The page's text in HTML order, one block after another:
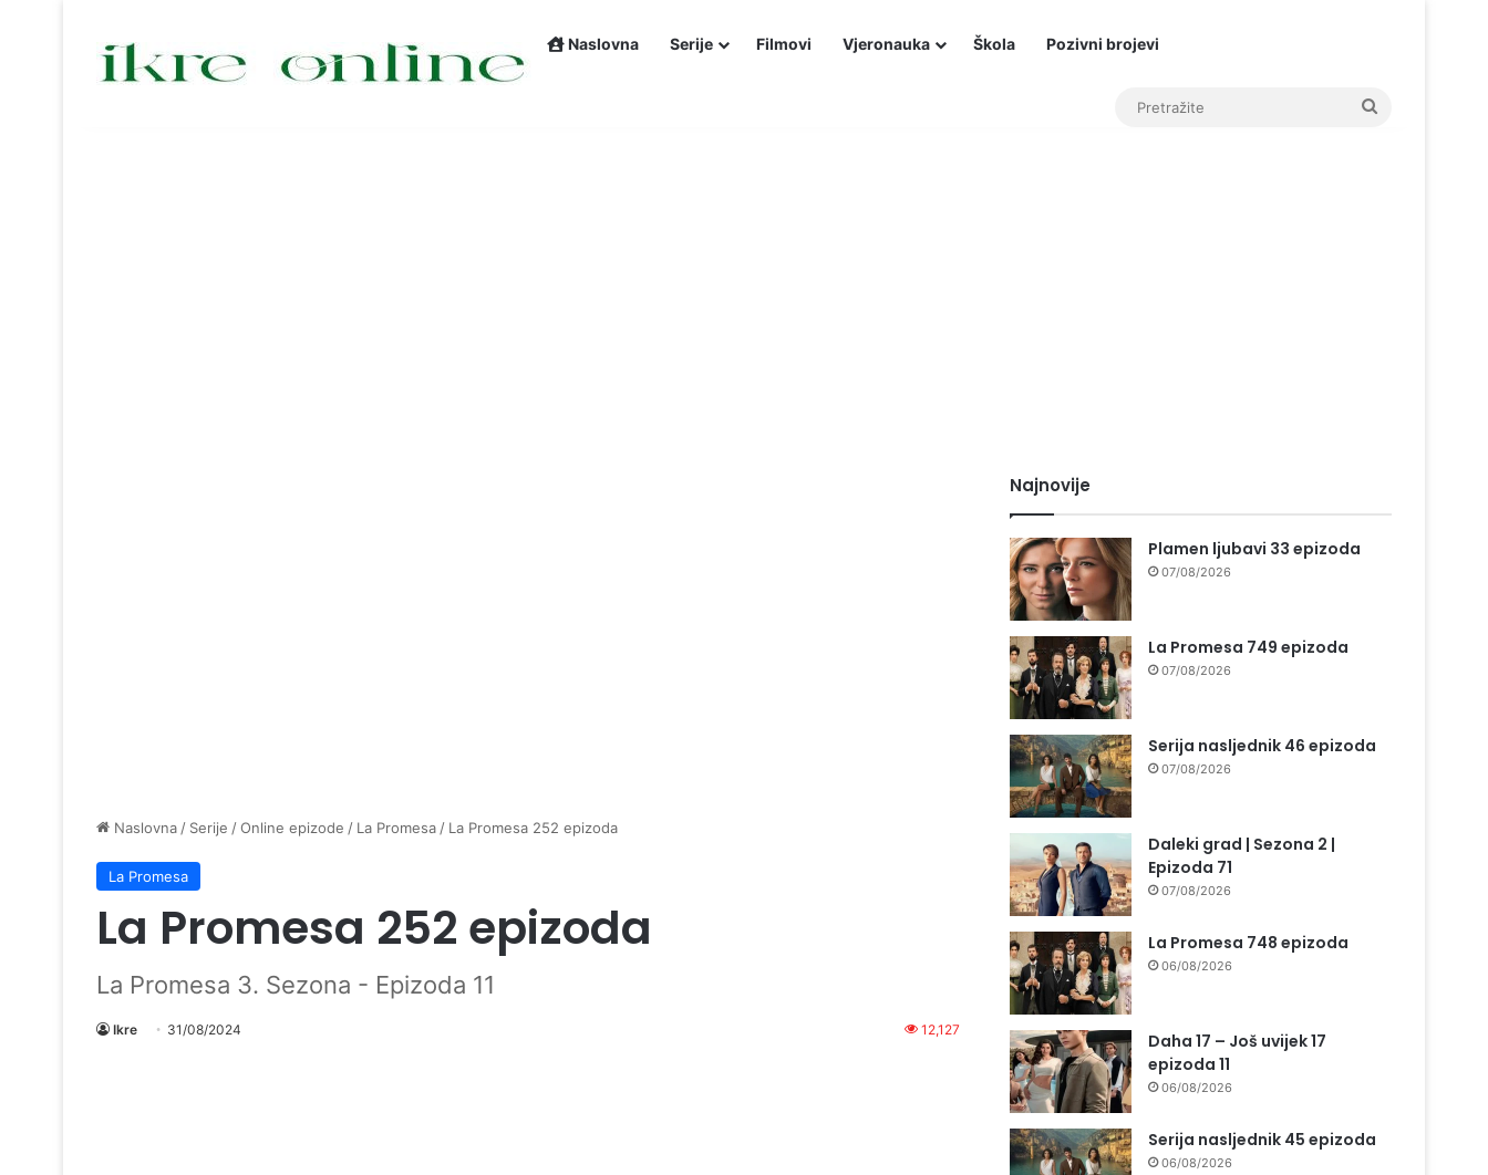
Naslovna Serije Filmovi Vjeronauka Škola Pozivni brojevi
Naslovna / Serije /Online epizode / La Promesa / La Promesa 252 epizoda
La Promesa
La Promesa 252 epizoda
La Promesa 3. Sezona - Epizoda 11
Ikre 31/08/2024 12,127
Najnovije
Plamen ljubavi 33 epizoda
07/08/2026
La Promesa 749 epizoda
07/08/2026
Serija nasljednik 46 epizoda
07/08/2026
Daleki grad | Sezona 2 |
Epizoda 71
07/08/2026
La Promesa 748 epizoda
06/08/2026
Daha 17 – Još uvijek 17
epizoda 11
06/08/2026
Serija nasljednik 45 epizoda
06/08/2026